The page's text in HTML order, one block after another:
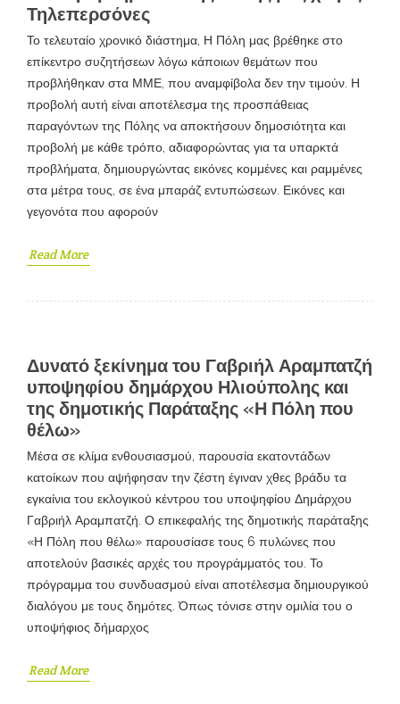
Τηλεπερσόνες
Το τελευταίο χρονικό διάστημα, Η Πόλη μας βρέθηκε στο
επίκεντρο συζητήσεων λόγω κάποιων θεμάτων που
προβλήθηκαν στα ΜΜΕ, που αναμφίβολα δεν την τιμούν. Η
προβολή αυτή είναι αποτέλεσμα της προσπάθειας
παραγόντων της Πόλης να αποκτήσουν δημοσιότητα και
προβολή με κάθε τρόπο, αδιαφορώντας για τα υπαρκτά
προβλήματα, δημιουργώντας εικόνες κομμένες και ραμμένες
στα μέτρα τους, σε ένα μπαράζ εντυπώσεων. Εικόνες και
γεγονότα που αφορούν
Read More
Δυνατό ξεκίνημα του Γαβριήλ Αραμπατζή
υποψηφίου δημάρχου Ηλιούπολης και
της δημοτικής Παράταξης «Η Πόλη που
θέλω»
Μέσα σε κλίμα ενθουσιασμού, παρουσία εκατοντάδων
κατοίκων που αψήφησαν την ζέστη έγιναν χθες βράδυ τα
εγκαίνια του εκλογικού κέντρου του υποψηφίου Δημάρχου
Γαβριήλ Αραμπατζή. Ο επικεφαλής της δημοτικής παράταξης
«Η Πόλη που θέλω» παρουσίασε τους 6 πυλώνες που
αποτελούν βασικές αρχές του προγράμματός του. Το
πρόγραμμα του συνδυασμού είναι αποτέλεσμα δημιουργικού
διαλόγου με τους δημότες. Όπως τόνισε στην ομιλία του ο
υποψήφιος δήμαρχος
Read More